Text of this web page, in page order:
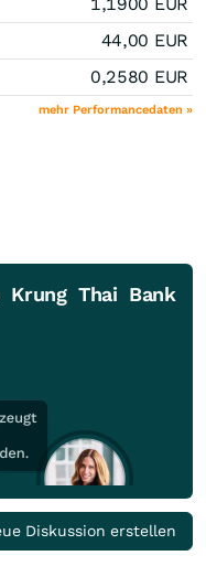
44,00 EUR
0,2580 EUR
mehr Performancedaten »
Krung Thai Bank
Diskussion erstellen